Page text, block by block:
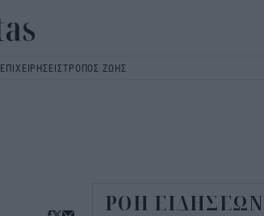
ΕΠΙΧΕΙΡΗΣΕΙΣΤΡΟΠΟΣ ΖΩΗΣ
ΡΟΗ ΕΙΔΗΣΕΩΝ